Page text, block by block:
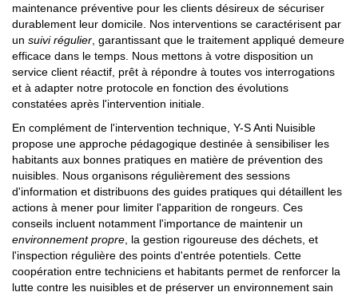
maintenance préventive pour les clients désireux de sécuriser
durablement leur domicile. Nos interventions se caractérisent par
un suivi régulier, garantissant que le traitement appliqué demeure
efficace dans le temps. Nous mettons à votre disposition un
service client réactif, prêt à répondre à toutes vos interrogations
et à adapter notre protocole en fonction des évolutions
constatées après l'intervention initiale.
En complément de l'intervention technique, Y-S Anti Nuisible
propose une approche pédagogique destinée à sensibiliser les
habitants aux bonnes pratiques en matière de prévention des
nuisibles. Nous organisons régulièrement des sessions
d'information et distribuons des guides pratiques qui détaillent les
actions à mener pour limiter l'apparition de rongeurs. Ces
conseils incluent notamment l'importance de maintenir un
environnement propre, la gestion rigoureuse des déchets, et
l'inspection régulière des points d'entrée potentiels. Cette
coopération entre techniciens et habitants permet de renforcer la
lutte contre les nuisibles et de préserver un environnement sain